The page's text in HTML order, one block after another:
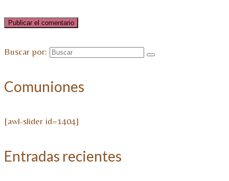
Buscar por:
Comuniones
[awl-slider id=1404]
Entradas recientes